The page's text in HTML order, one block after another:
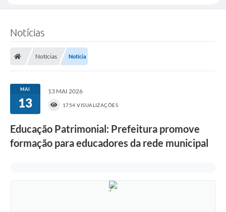
Notícias
Notícias Notícia
MAI
13
13 MAI 2026
1754 VISUALIZAÇÕES
Educação Patrimonial: Prefeitura promove
formação para educadores da rede municipal